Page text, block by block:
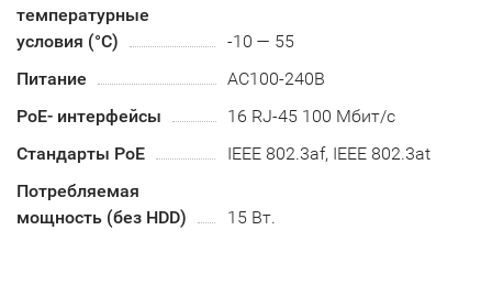
температурные
условия (°С)
-10 — 55
Питание
AC100-240B
PoE- интерфейсы
16 RJ-45 100 Мбит/с
Стандарты РоЕ
IEEE 802.3af, IEEE 802.3at
Потребляемая
мощность (без HDD)
15 Вт.